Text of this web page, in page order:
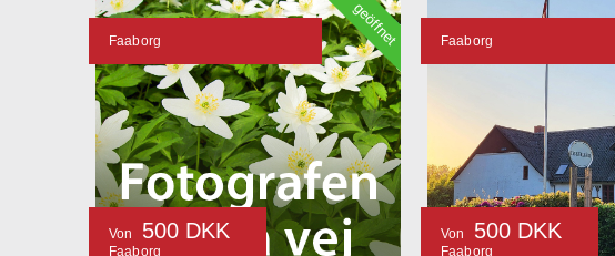
Faaborg
Von 500 DKK
Faaborg
geöffnet Faaborg
Von 500 DKK
Faaborg